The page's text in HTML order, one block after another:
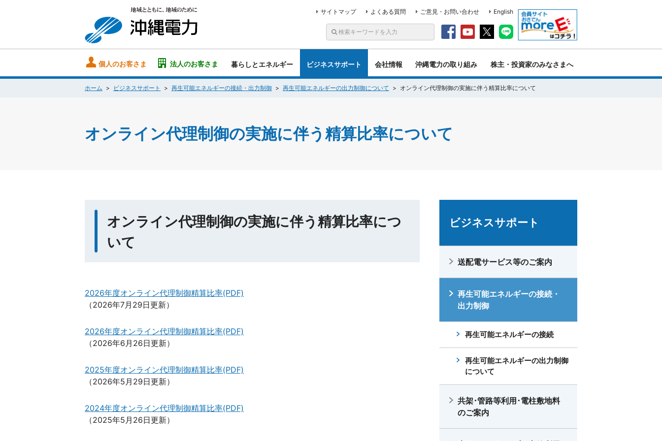
サイトマップ よくある質問 ご意見・お問い合わせ English
個人のお客さま 法人のお客さま 暮らしとエネルギー ビジネスサポート 会社情報 沖縄電力の取り組み 株主・投資家のみなさまへ
ホーム ビジネスサポート 再生可能エネルギーの接続・出力制御 再生可能エネルギーの出力制御について オンライン代理制御の実施に伴う精算比率について
オンライン代理制御の実施に伴う精算比率について
オンライン代理制御の実施に伴う精算比率につ
いて
2026年度オンライン代理制御精算比率(PDF)
（2026年7月29日更新）
2026年度オンライン代理制御精算比率(PDF)
（2026年6月26日更新）
2025年度オンライン代理制御精算比率(PDF)
（2026年5月29日更新）
2024年度オンライン代理制御精算比率(PDF)
（2025年5月26日更新）
ビジネスサポート
送配電サービス等のご案内
再生可能エネルギーの接続・
出力制御
再生可能エネルギーの接続
再生可能エネルギーの出力制御
について
共架･管路等利用･電柱敷地料
のご案内